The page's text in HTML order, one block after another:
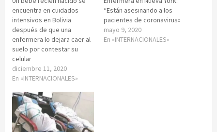
encuentra en cuidados
intensivos en Bolivia
después de que una
enfermera lo dejara caer al
suelo por contestar su
celular
diciembre 11, 2020
En «INTERNACIONALES»
“Están asesinando a los
pacientes de coronavirus»
mayo 9, 2020
En «INTERNACIONALES»